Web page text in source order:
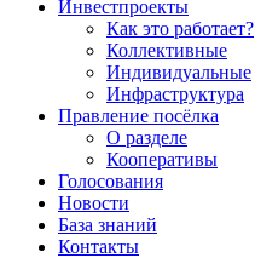
Инвестпроекты
Как это работает?
Коллективные
Индивидуальные
Инфраструктура
Правление посёлка
О разделе
Кооперативы
Голосования
Новости
База знаний
Контакты